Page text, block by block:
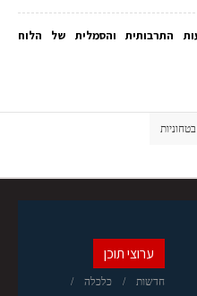
התרבותית והסמלית של הלוח
ערוצי תוכן
חדשות כלכלה